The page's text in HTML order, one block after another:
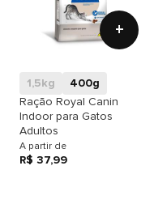
+
1,5kg
400g
Ração Royal Canin
Indoor para Gatos
Adultos
A partir de
R$ 37,99